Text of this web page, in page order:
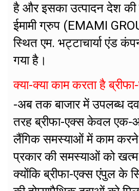
है और इसका उत्पादन देश की
ईमामी ग्रुप (EMAMI
स्थित एम. भट्टाचार्या एंड
गया है।
क्या-क्या काम करता है
-अब तक बाजार में उपलब्ध
तरह ब्रीफा-एक्स केवल
लैंगिक समस्याओं में काम करने
प्रकार की समस्याओं को
क्योंकि ब्रीफा-एक्स एंपुल के